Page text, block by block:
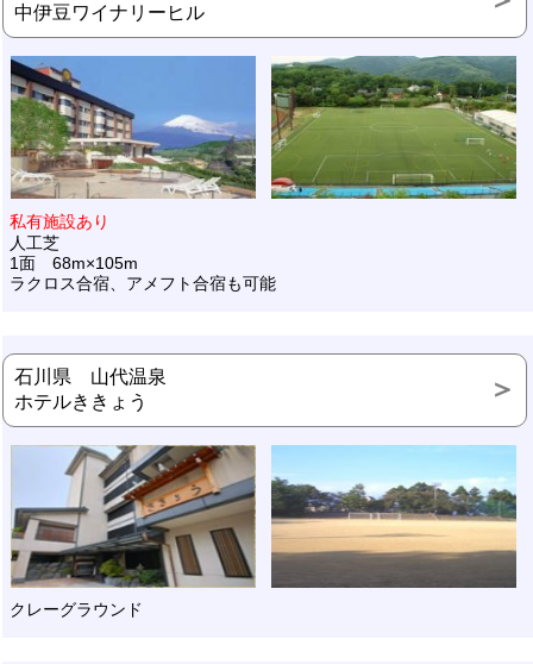
中伊豆ワイナリーヒル
私有施設あり
人工芝
1面 68m×105m
ラクロス合宿、アメフト合宿も可能
石川県 山代温泉
ホテルききょう
クレーグラウンド